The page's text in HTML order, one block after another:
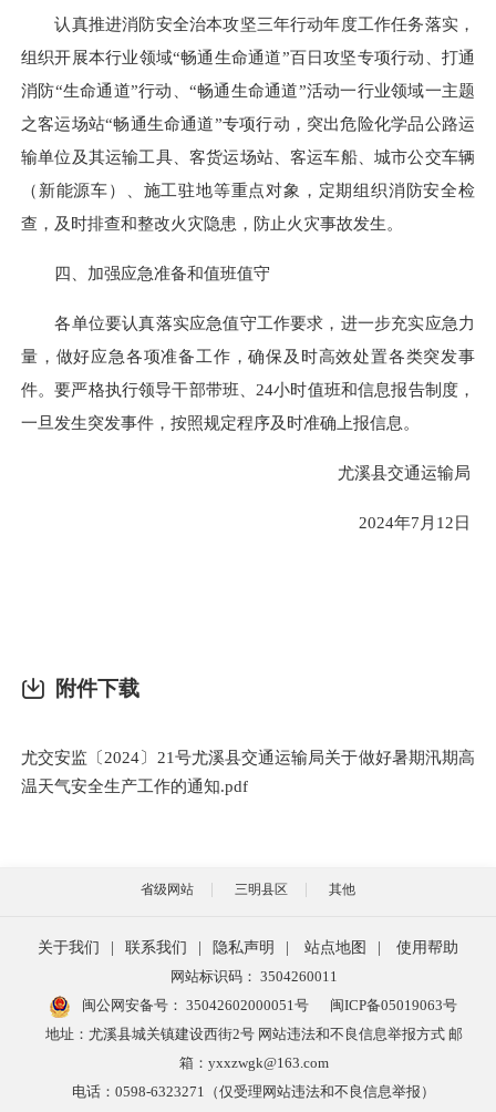
认真推进消防安全治本攻坚三年行动年度工作任务落实，
组织开展本行业领域“畅通生命通道”百日攻坚专项行动、打通
消防“生命通道”行动、“畅通生命通道”活动一行业领域一主题
之客运场站“畅通生命通道”专项行动，突出危险化学品公路运
输单位及其运输工具、客货运场站、客运车船、城市公交车辆
（新能源车）、施工驻地等重点对象，定期组织消防安全检
查，及时排查和整改火灾隐患，防止火灾事故发生。
四、加强应急准备和值班值守
各单位要认真落实应急值守工作要求，进一步充实应急力
量，做好应急各项准备工作，确保及时高效处置各类突发事
件。要严格执行领导干部带班、24小时值班和信息报告制度，
一旦发生突发事件，按照规定程序及时准确上报信息。
尤溪县交通运输局
2024年7月12日
附件下载
尤交安监〔2024〕21号尤溪县交通运输局关于做好暑期汛期高
温天气安全生产工作的通知.pdf
省级网站 三明县区 其他
关于我们 联系我们 隐私声明 站点地图
使用帮助
网站标识码： 3504260011
闽公网安备号： 35042602000051号
闽ICP备05019063号
地址：尤溪县城关镇建设西街2号 网站违法和不良信息举报方式 邮
箱：yxxzwgk@163.com
电话：0598-6323271（仅受理网站违法和不良信息举报）